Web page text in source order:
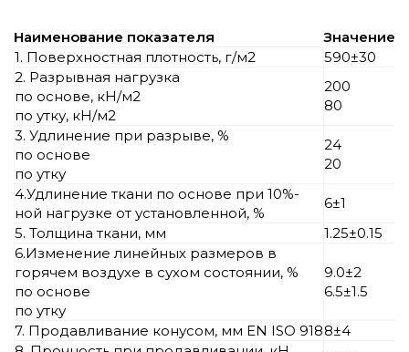
Наименование показателя
Значение
1. Поверхностная плотность, г/м2
590±30
2. Разрывная нагрузка
по основе, кН/м2
по утку, кН/м2
200
80
3. Удлинение при разрыве, %
по основе
по утку
24
20
4.Удлинение ткани по основе при 10%-
ной нагрузке от установленной, %
6±1
5. Толщина ткани, мм
1.25±0.15
6.Изменение линейных размеров в
горячем воздухе в сухом состоянии, %
по основе
по утку
9.0±2
6.5±1.5
7. Продавливание конусом, мм EN ISO 9188±4